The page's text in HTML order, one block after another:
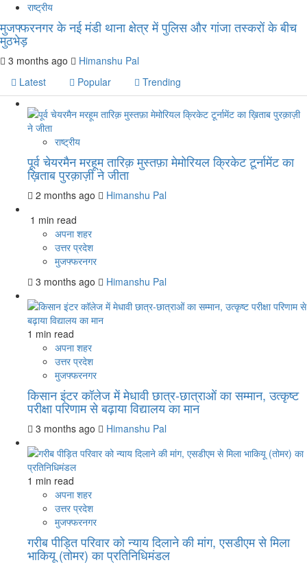
राष्ट्रीय
मुजफ्फरनगर के नई मंडी थाना क्षेत्र में पुलिस और गांजा तस्करों के बीच
मुठभेड़
3 months ago
Himanshu Pal
Latest
Popular Trending
राष्ट्रीय
पूर्व चेयरमैन मरहूम तारिक़ मुस्तफ़ा मेमोरियल क्रिकेट टूर्नामेंट का
ख़िताब पुरक़ाज़ी ने जीता
2 months ago
Himanshu Pal
1 min read
अपना शहर
उत्तर प्रदेश
मुजफ्फरनगर
3 months ago
Himanshu Pal
1 min read
अपना शहर
उत्तर प्रदेश
मुजफ्फरनगर
किसान इंटर कॉलेज में मेधावी छात्र-छात्राओं का सम्मान, उत्कृष्ट
परीक्षा परिणाम से बढ़ाया विद्यालय का मान
3 months ago Himanshu Pal
1 min read
अपना शहर
उत्तर प्रदेश
मुजफ्फरनगर
गरीब पीड़ित परिवार को न्याय दिलाने की मांग, एसडीएम से मिला
भाकियू (तोमर) का प्रतिनिधिमंडल